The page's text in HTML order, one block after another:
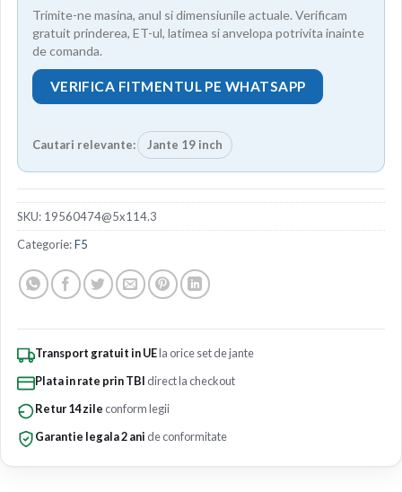
Trimite-ne masina, anul si dimensiunile actuale. Verificam
gratuit prinderea, ET-ul, latimea si anvelopa potrivita inainte
de comanda.
VERIFICA FITMENTUL PE WHATSAPP
Cautari relevante: Jante 19 inch
SKU: 19560474@5x114.3
Categorie:F5
Transport gratuit in UEla orice set de jante
Plata in rate prin TBI direct la checkout
Retur 14 zile conform legii
Garantie legala 2 ani de conformitate